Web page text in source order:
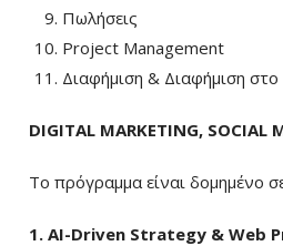
Πωλήσεις
Project Management
Διαφήμιση & Διαφήμιση
DIGITAL MARKETING, SOCIAL
Το πρόγραμμα είναι δομημένο
1. AI-Driven Strategy & Web